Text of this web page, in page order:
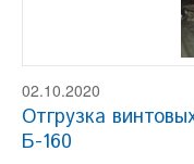
02.10.2020
Отгрузка
Б-160